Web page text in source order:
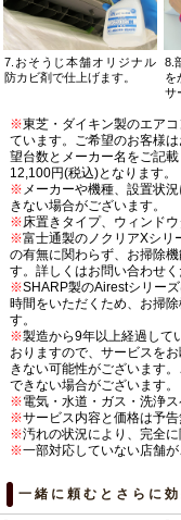
7.おそうじ本舗オリジナル
防カビ剤で仕上げます。
8.
を
サ
※東芝・ダイキン製のエア
ています。ご希望のお客様
望台数とメーカー名をご記
12,100円(税込)となります。
※ メーカーや機種、設置状
きない場合がございます。
※床置きタイプ、ウィンド
※富士通製のノクリアXシリ
の有無に関わらず、お掃除
す。詳しくはお問い合わせく
※SHARP製のAirestシリー
時間をいただくため、お掃
す。
※製造から9年以上経過して
おりますので、サービスを
きない可能性がございます
できない場合がございます。
※電気・水道・ガス・洗浄ス
※サービス内容と価格は予
※汚れの状況により、完全
※一部対応していない店舗が
一緒に頼むとさらに